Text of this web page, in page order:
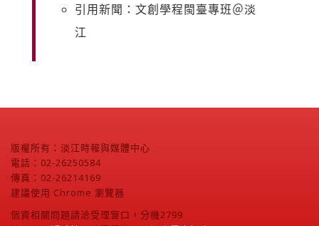
引用新聞：文創學程閩臺專班＠淡
江
版權所有：淡江時報與媒體中心
電話：02-26250584
傳真：02-26214169
建議使用 Chrome 瀏覽器
個資相關問題請洽受理窗口，分機2799